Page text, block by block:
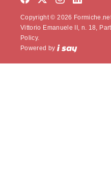
Copyright © 2026
Vittorio Emanuele II, n. 18,
Policy.
Powered by